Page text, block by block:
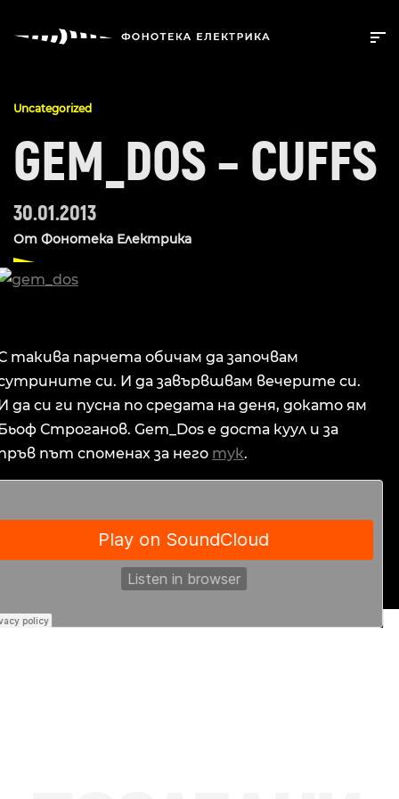
Uncategorized
GEM_DOS – CUFFS
30.01.2013
От Фонотека Електрика
такива парчета обичам да започвам
си. И да завървшвам вечерите си.
да си ги пусна по средата на деня, докато ям
Строганов. Gem_Dos е доста куул и за
път споменах за него тук.